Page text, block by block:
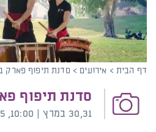
הַמְּסַיַּעַת
לִנְגִישׁוּת
הָאֲתָר.
דף הבית > אירועים > סדנת תיפוף פארק
סדנת תיפוף
30,31 במרץ | 10:00, 11:15, 12:00, 12:45